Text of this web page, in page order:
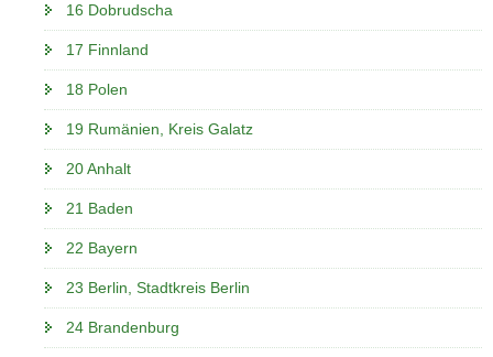
16 Dobrudscha
17 Finnland
18 Polen
19 Rumänien, Kreis Galatz
20 Anhalt
21 Baden
22 Bayern
23 Berlin, Stadtkreis Berlin
24 Brandenburg